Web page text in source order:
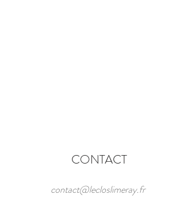
CONTACT
contact@lecloslimeray.fr